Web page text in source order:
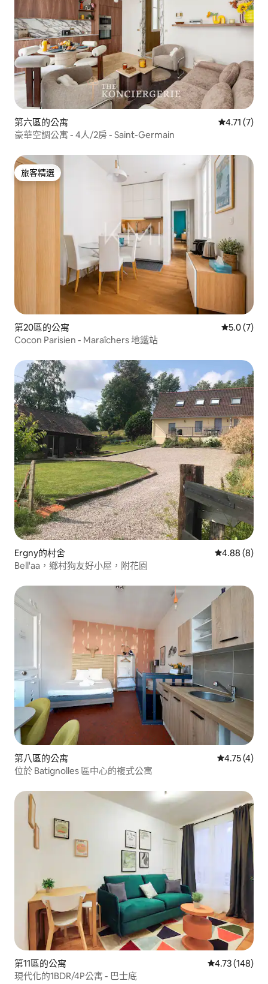
第六區的公寓 從 7 則評價
4.71 (7)
豪華空調公寓 - 4人/2房 - Saint-Germain
旅客精選
旅客精選
第20區的公寓 從 7 則評
5.0 (7)
Cocon Parisien - Maraîchers 地鐵站
Ergny的村舍 從 8 則評價
4.88 (8)
Bell'aa，鄉村狗友好小屋，附花園
第八區的公寓 從 4 則評價
4.75 (4)
位於 Batignolles 區中心的複式公寓
第11區的公寓 從 148 則評價
4.73 (148)
現代化的1BDR/4P公寓 - 巴士底